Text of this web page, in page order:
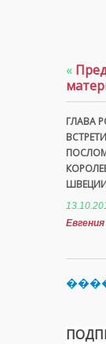
«
ГЛАВА